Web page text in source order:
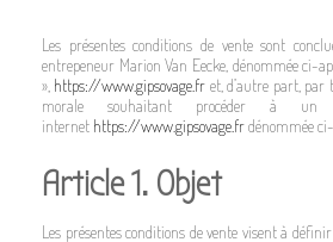
Les présentes conditions de vente sont
entrepeneur Marion Van Eecke, dénommée ci-
», https://www.gipsovage.fr et, d’autre part, par
morale souhaitant procéder à
internet https://www.gipsovage.frdénommée
Article 1. Objet
Les présentes conditions de vente visent à